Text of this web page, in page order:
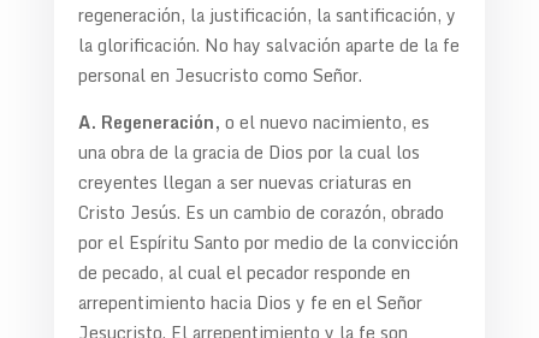
regeneración, la justificación, la santificación, y
la glorificación. No hay salvación aparte de la fe
personal en Jesucristo como Señor.
A. Regeneración, o el nuevo nacimiento, es
una obra de la gracia de Dios por la cual los
creyentes llegan a ser nuevas criaturas en
Cristo Jesús. Es un cambio de corazón, obrado
por el Espíritu Santo por medio de la convicción
de pecado, al cual el pecador responde en
arrepentimiento hacia Dios y fe en el Señor